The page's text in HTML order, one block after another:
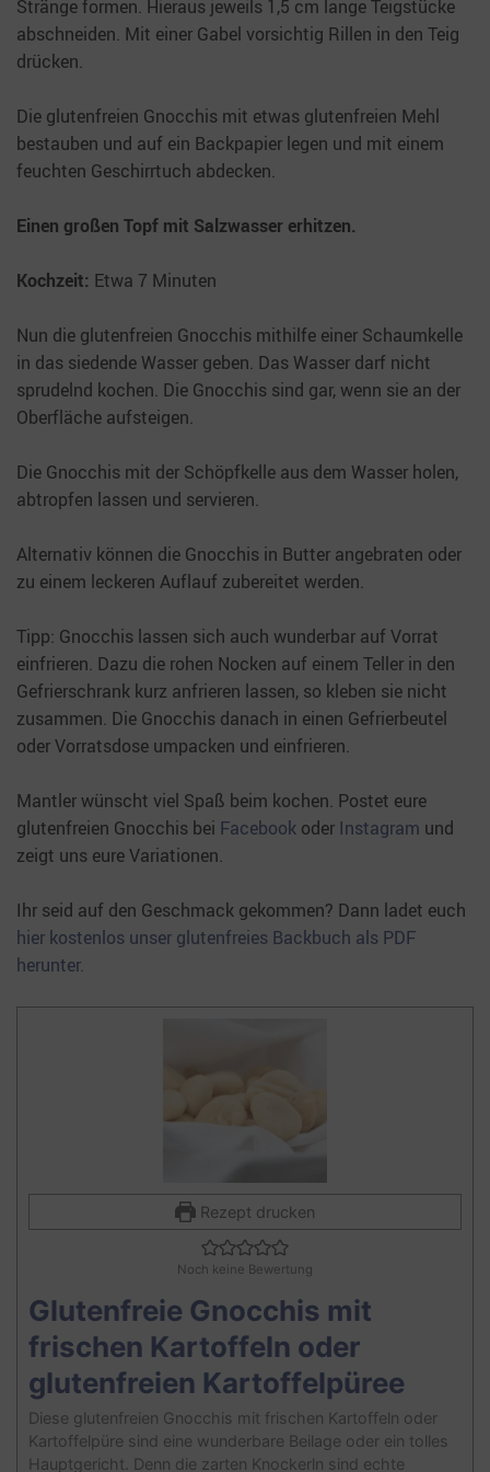
Stränge formen. Hieraus jeweils 1,5 cm lange Teigstücke
abschneiden. Mit einer Gabel vorsichtig Rillen in den Teig
drücken.
Die glutenfreien Gnocchis mit etwas glutenfreien Mehl
bestauben und auf ein Backpapier legen und mit einem
feuchten Geschirrtuch abdecken.
Einen großen Topf mit Salzwasser erhitzen.
Kochzeit: Etwa 7 Minuten
Nun die glutenfreien Gnocchis mithilfe einer Schaumkelle
in das siedende Wasser geben. Das Wasser darf nicht
sprudelnd kochen. Die Gnocchis sind gar, wenn sie an der
Oberfläche aufsteigen.
Die Gnocchis mit der Schöpfkelle aus dem Wasser holen,
abtropfen lassen und servieren.
Alternativ können die Gnocchis in Butter angebraten oder
zu einem leckeren Auflauf zubereitet werden.
Tipp: Gnocchis lassen sich auch wunderbar auf Vorrat
einfrieren. Dazu die rohen Nocken auf einem Teller in den
Gefrierschrank kurz anfrieren lassen, so kleben sie nicht
zusammen. Die Gnocchis danach in einen Gefrierbeutel
oder Vorratsdose umpacken und einfrieren.
Mantler wünscht viel Spaß beim kochen. Postet eure
glutenfreien Gnocchis bei Facebook oder Instagram und
zeigt uns eure Variationen.
Ihr seid auf den Geschmack gekommen? Dann ladet euch
hier kostenlos unser glutenfreies Backbuch als PDF
herunter.
Rezept drucken
Noch keine Bewertung
Glutenfreie Gnocchis mit
frischen Kartoffeln oder
glutenfreien Kartoffelpüree
Diese glutenfreien Gnocchis mit frischen Kartoffeln oder
Kartoffelpüre sind eine wunderbare Beilage oder ein tolles
Hauptgericht. Denn die zarten Knockerln sind echte